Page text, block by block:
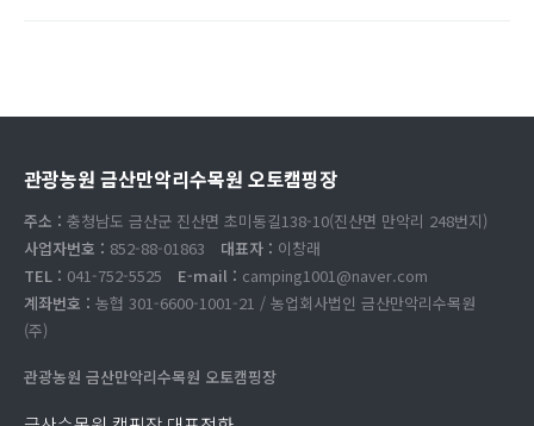
관광농원 금산만악리수목원 오토캠핑장
주소 : 충청남도 금산군 진산면 초미동길138-10(진산면 만악리 248번지)
사업자번호 : 852-88-01863 대표자 : 이창래
TEL : 041-752-5525 E-mail : camping1001@naver.com
계좌번호 : 농협 301-6600-1001-21 / 농업회사법인 금산만악리수목원
(주)
관광농원 금산만악리수목원 오토캠핑장